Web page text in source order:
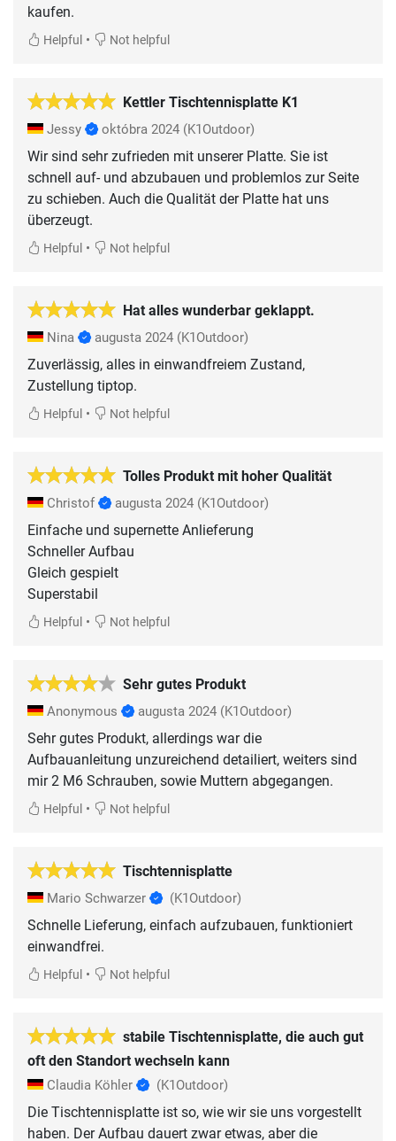
kaufen.
Helpful • Not helpful
Kettler Tischtennisplatte K1
Jessy októbra 2024 (K1Outdoor)
Wir sind sehr zufrieden mit unserer Platte. Sie ist
schnell auf- und abzubauen und problemlos zur Seite
zu schieben. Auch die Qualität der Platte hat uns
überzeugt.
Helpful • Not helpful
Hat alles wunderbar geklappt.
Nina augusta 2024 (K1Outdoor)
Zuverlässig, alles in einwandfreiem Zustand,
Zustellung tiptop.
Helpful • Not helpful
Tolles Produkt mit hoher Qualität
Christof augusta 2024 (K1Outdoor)
Einfache und supernette Anlieferung
Schneller Aufbau
Gleich gespielt
Superstabil
Helpful • Not helpful
Sehr gutes Produkt
Anonymous augusta 2024 (K1Outdoor)
Sehr gutes Produkt, allerdings war die
Aufbauanleitung unzureichend detailiert, weiters sind
mir 2 M6 Schrauben, sowie Muttern abgegangen.
Helpful • Not helpful
Tischtennisplatte
Mario Schwarzer (K1Outdoor)
Schnelle Lieferung, einfach aufzubauen, funktioniert
einwandfrei.
Helpful • Not helpful
stabile Tischtennisplatte, die auch gut
oft den Standort wechseln kann
Claudia Köhler (K1Outdoor)
Die Tischtennisplatte ist so, wie wir sie uns vorgestellt
haben. Der Aufbau dauert zwar etwas, aber die